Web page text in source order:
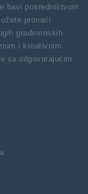
bavi posredništvom
pronaći
građevinskih
i kreativnim
sa odgovarajućim